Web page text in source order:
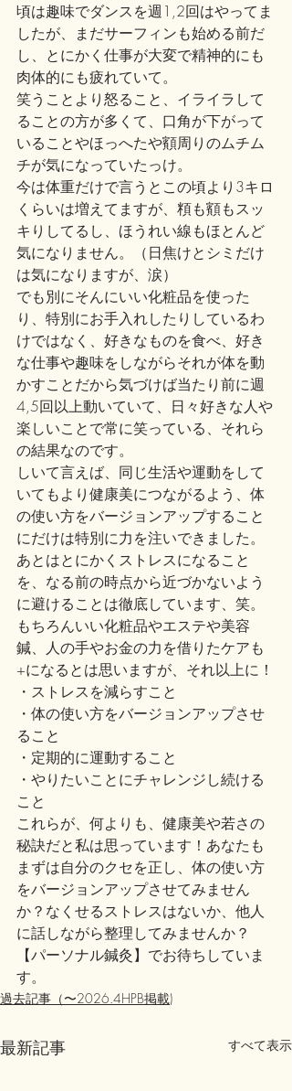
頃は趣味でダンスを週1,2回はやってま
したが、まだサーフィンも始める前だ
し、とにかく仕事が大変で精神的にも
肉体的にも疲れていて。
笑うことより怒ること、イライラして
ることの方が多くて、口角が下がって
いることやほっへたや顮周りのムチム
チが気になっていたっけ。
今は体重だけで言うとこの頃より3キロ
くらいは増えてますが、頪も顮もスッ
キりしてるし、ほうれい線もほとんど
気になりません。（日焦けとシミだけ
は気になりますが、涙）
でも別にそんにいい化粧品を使った
り、特別にお手入れしたりしているわ
けではなく、好きなものを食べ、好き
な仕事や趣味をしながらそれが体を動
かすことだから気づけば当たり前に週
4,5回以上動いていて、日々好きな人や
楽しいことで常に笑っている、それら
の結果なのです。
しいて言えば、同じ生活や運動をして
いてもより健康美につながるよう、体
の使い方をバージョンアップすること
にだけは特別に力を注いできました。
あとはとにかくストレスになること
を、なる前の時点から近づかないよう
に避けることは徹底しています、笑。
もちろんいい化粧品やエステや美容
鍼、人の手やお金の力を借りたケアも
+になるとは思いますが、それ以上に！
・ストレスを減らすこと
・体の使い方をバージョンアップさせ
ること
・定期的に運動すること
・やりたいことにチャレンジし続ける
こと
これらが、何よりも、健康美や若さの
秘訣だと私は思っています！あなたも
まずは自分のクセを正し、体の使い方
をバージョンアップさせてみません
か？なくせるストレスはないか、他人
に話しながら整理してみませんか？
【パーソナル鍼灸】でお待ちしていま
す。
過去記事（〜2026.4HPB掲載)
最新記事 すべて表示